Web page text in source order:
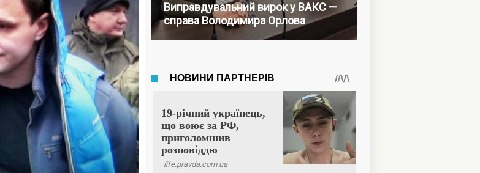
Виправдувальний вирок у ВАКС —
справа Володимира Орлова